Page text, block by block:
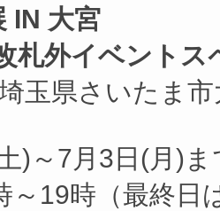
IN 大宮
札外イベントス
玉県さいたま
)～7月3日(月)ま
～19時（最終日